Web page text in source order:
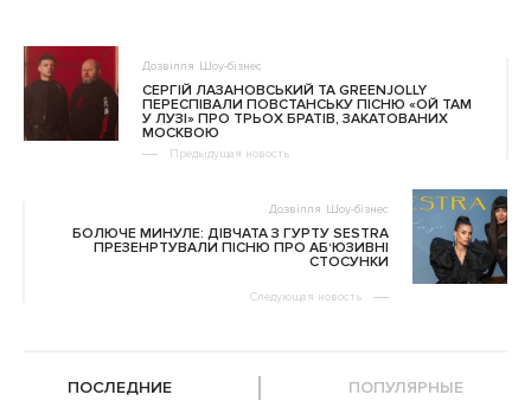
Дозвілля Шоу-бізнес
СЕРГІЙ ЛАЗАНОВСЬКИЙ ТА GREENJOLLY
ПЕРЕСПІВАЛИ ПОВСТАНСЬКУ ПІСНЮ «ОЙ ТАМ
У ЛУЗІ» ПРО ТРЬОХ БРАТІВ, ЗАКАТОВАНИХ
МОСКВОЮ
Предыдущая новость
Дозвілля Шоу-бізнес
БОЛЮЧЕ МИНУЛЕ: ДІВЧАТА З ГУРТУ SESTRA
ПРЕЗЕНРТУВАЛИ ПІСНЮ ПРО АБ‘ЮЗИВНІ
СТОСУНКИ
Следующая новость
ПОСЛЕДНИЕ ПОПУЛЯРНЫЕ